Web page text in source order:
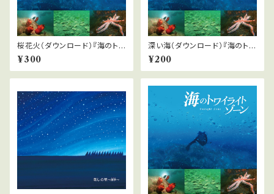
桜花火（ダウンロード）『海のトワ
イライトゾーン』より
¥300
深い海（ダウンロード）『海のトワ
イライトゾーン』より
¥200